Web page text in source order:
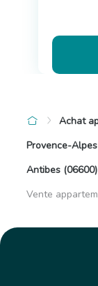
Achat
Provence-
Antibes (06600)
Vente